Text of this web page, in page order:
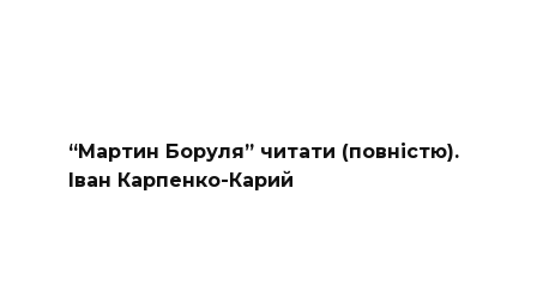
“Мартин Боруля” читати (повністю).
Іван Карпенко-Карий